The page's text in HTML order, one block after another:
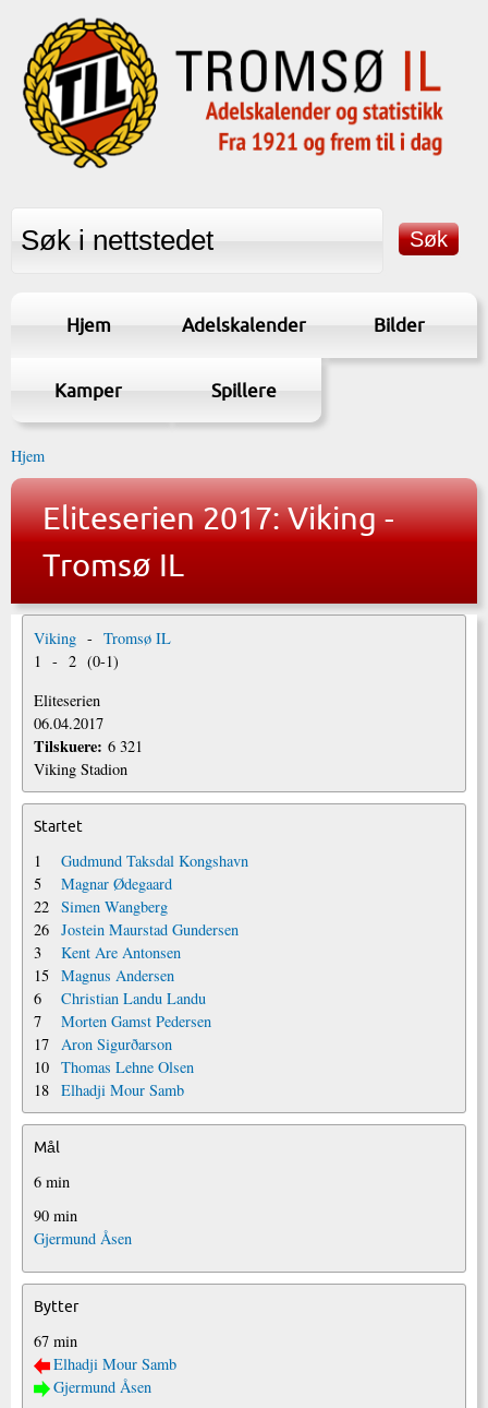
Hjem Adelskalender Bilder
Kamper Spillere
Hjem
Eliteserien 2017: Viking -
Tromsø IL
Viking - Tromsø IL
1 - 2 (0-1)
Eliteserien
06.04.2017
Tilskuere: 6 321
Viking Stadion
Startet
1
Gudmund Taksdal Kongshavn
5
Magnar Ødegaard
22 Simen Wangberg
26 Jostein Maurstad Gundersen
3
Kent Are Antonsen
15 Magnus Andersen
6
Christian Landu Landu
7
Morten Gamst Pedersen
17 Aron Sigurðarson
10 Thomas Lehne Olsen
18 Elhadji Mour Samb
Mål
6 min
90 min
Gjermund Åsen
Bytter
67 min
Elhadji Mour Samb
Gjermund Åsen